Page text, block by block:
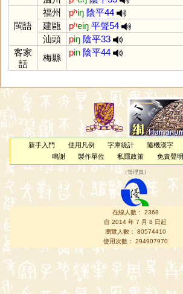
閩語
福州 pʰiŋ 陰平44
建甌
pʰeiŋ 平聲54
汕頭
piŋ 陰平33
客家
話
梅縣
pin 陰平44
新手入門 使用凡例 字庫統計 隨機漢字
鳴謝
製作單位 私隱政策 免責聲明
（管理員 ）
在線人數： 2368
自 2014 年 7 月 8 日起
瀏覽人數： 80574410
使用次數： 294907970